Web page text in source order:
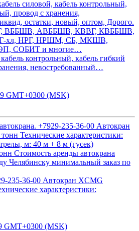
контрольный, кабель гибкий
невостребованный…
GMT+0300 (MSK)
235-36-00 Автокран XCMG
характеристики:
GMT+0300 (MSK)